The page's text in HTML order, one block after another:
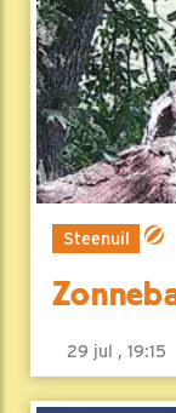
Steenuil
29 jul , 19:15